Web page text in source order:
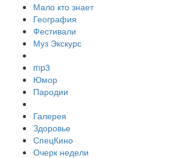
Мало кто знает
География
Фестивали
Муз Экскурс
mp3
Юмор
Пародии
Галерея
Здоровье
СпецКино
Очерк недели